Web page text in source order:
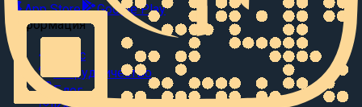
App Store
Google Play
Информация
О нас
Сотрудничество
Блог